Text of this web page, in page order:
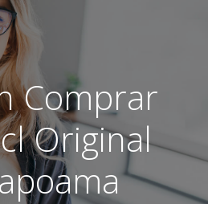
Comprar
Original